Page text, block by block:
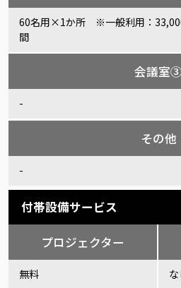
60名用×1か所 ※一般利用：
間
会議室③
-
その他
-
付帯設備サービス
プロジェクター
無料 な